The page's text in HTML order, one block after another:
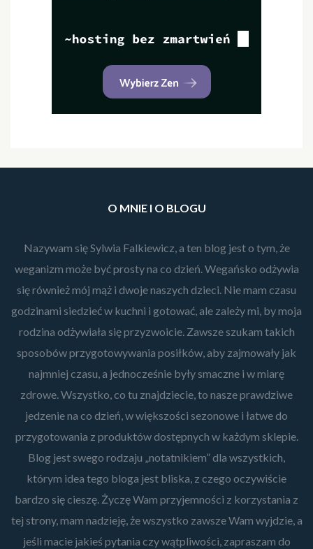
O MNIE I O BLOGU
Nazywam się Sylwia Falkiewicz, a ten blog jest o tym, że
weganizm może być prosty na co dzień. Wegańsko odżywia
się również mój mąż i dwoje naszych dzieci. Nie mam czasu
godzinami siedzieć w kuchni i gotować, ale zależy mi, by moja
rodzina odżywiała się przyzwoicie. Zawsze szukam takich
sposobów przygotowywania posiłków, aby zajmowały jak
najmniej czasu, a jednocześnie były smaczne i w miarę
zdrowe. Wszystko, co tu znajdziecie, to nasze prawdziwe
jedzenie na co dzień, w większości sezonowe i łatwe do
przygotowania z produktów dostępnych w każdym sklepie.
Blog jest swego rodzaju „notatnikiem” dla wszystkich,
którym idea tego bloga jest bliska, z czego oczywiście
bardzo się cieszę. Życzę Wam przyjemności z korzystania z
tej strony, mam nadzieję, że wszystko zawsze Wam wyjdzie, a
jeśli macie jakieś pytania czy wątpliwości, zapraszam do